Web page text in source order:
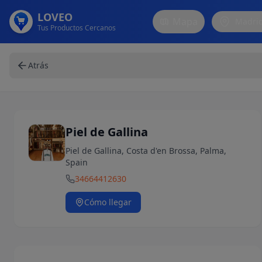
LOVEO
Tus Productos Cercanos
Atrás
Piel de Gallina
Piel de Gallina, Costa d'en Brossa, Palma,
Spain
34664412630
Cómo llegar